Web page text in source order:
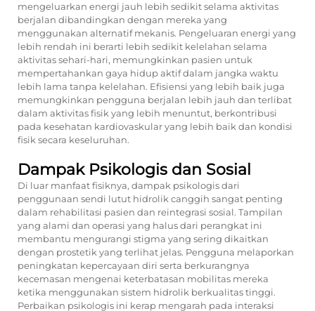
mengeluarkan energi jauh lebih sedikit selama aktivitas
berjalan dibandingkan dengan mereka yang
menggunakan alternatif mekanis. Pengeluaran energi yang
lebih rendah ini berarti lebih sedikit kelelahan selama
aktivitas sehari-hari, memungkinkan pasien untuk
mempertahankan gaya hidup aktif dalam jangka waktu
lebih lama tanpa kelelahan. Efisiensi yang lebih baik juga
memungkinkan pengguna berjalan lebih jauh dan terlibat
dalam aktivitas fisik yang lebih menuntut, berkontribusi
pada kesehatan kardiovaskular yang lebih baik dan kondisi
fisik secara keseluruhan.
Dampak Psikologis dan Sosial
Di luar manfaat fisiknya, dampak psikologis dari
penggunaan sendi lutut hidrolik canggih sangat penting
dalam rehabilitasi pasien dan reintegrasi sosial. Tampilan
yang alami dan operasi yang halus dari perangkat ini
membantu mengurangi stigma yang sering dikaitkan
dengan prostetik yang terlihat jelas. Pengguna melaporkan
peningkatan kepercayaan diri serta berkurangnya
kecemasan mengenai keterbatasan mobilitas mereka
ketika menggunakan sistem hidrolik berkualitas tinggi.
Perbaikan psikologis ini kerap mengarah pada interaksi